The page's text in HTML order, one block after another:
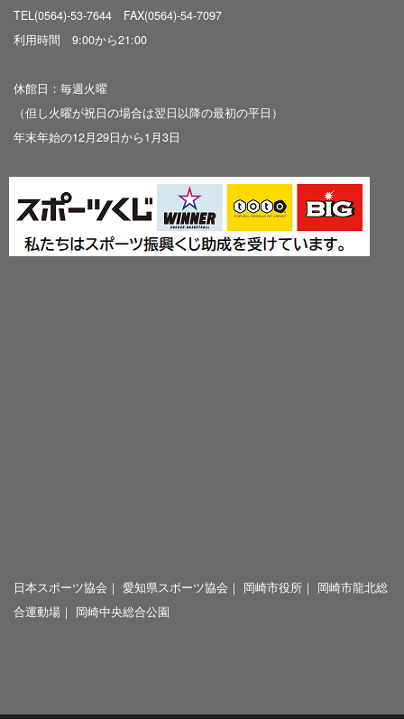
TEL(0564)-53-7644 FAX(0564)-54-7097
利用時間 9:00から21:00
休館日：毎週火曜
（但し火曜が祝日の場合は翌日以降の最初の平日）
年末年始の12月29日から1月3日
日本スポーツ協会 ｜ 愛知県スポーツ協会 ｜ 岡崎市役所 ｜ 岡崎市龍北総
合運動場 ｜ 岡崎中央総合公園